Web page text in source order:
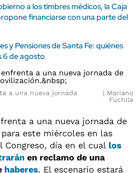
a los timbres médicos, la Caja
financiarse con una parte del
y Pensiones de Santa Fe: quiénes
6 de agosto
a una nueva jornada
Mariano
Fuchila
a una nueva jornada de
este miércoles en las
Congreso, día en el cual los
en reclamo de una
haberes. El escenario estará